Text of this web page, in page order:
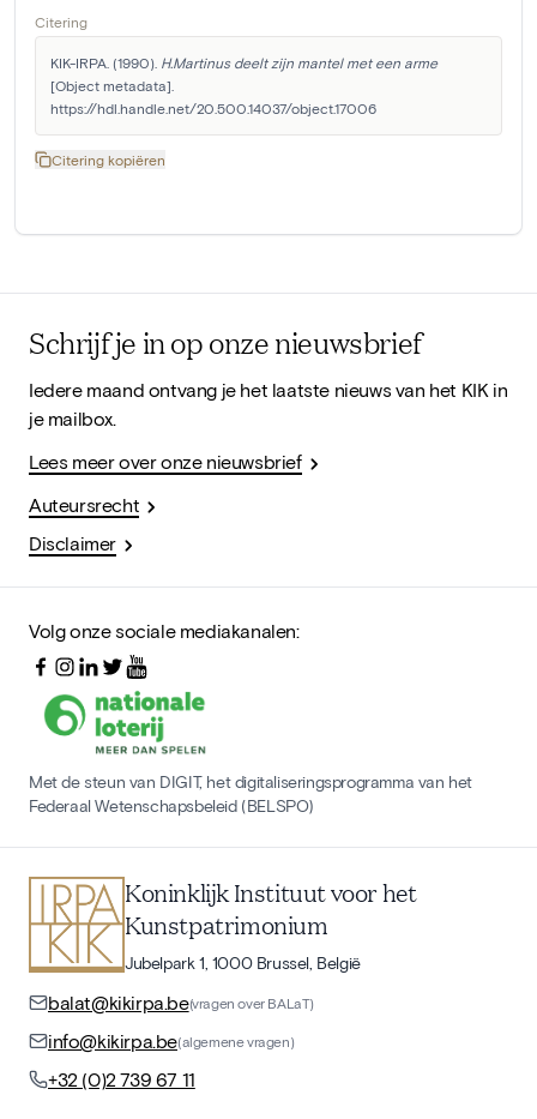
Citering
KIK-IRPA. (1990). H.Martinus deelt zijn mantel met een arme
[Object metadata].
https://hdl.handle.net/20.500.14037/object.17006
Citering kopiëren
Schrijf je in op onze nieuwsbrief
Iedere maand ontvang je het laatste nieuws van het KIK in
je mailbox.
Lees meer over onze nieuwsbrief
Auteursrecht
Disclaimer
Volg onze sociale mediakanalen:
Met de steun van DIGIT, het digitaliseringsprogramma van het
Federaal Wetenschapsbeleid (BELSPO)
Koninklijk Instituut voor het
Kunstpatrimonium
Jubelpark 1, 1000 Brussel, België
balat@kikirpa.be(vragen over BALaT)
info@kikirpa.be(algemene vragen)
+32 (0)2 739 67 11